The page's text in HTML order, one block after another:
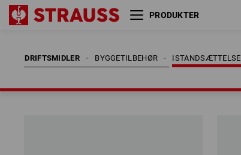
PRODUKTER
DRIFTSMIDLER ISTANDSÆTTELSE
BYGGETILBEHØR
DRIFTSMIDLER ISTANDSÆTTELSE
BYGGETILBEHØR